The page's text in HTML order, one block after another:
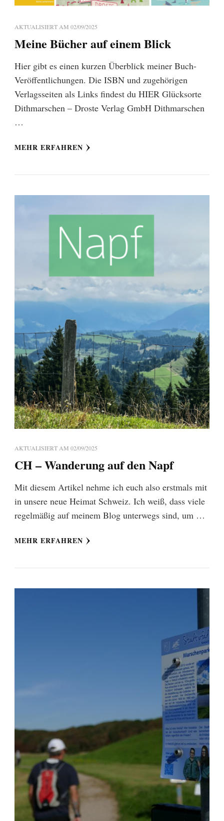
AKTUALISIERT AM 02/09/2025
Meine Bücher auf einem Blick
Hier gibt es einen kurzen Überblick meiner Buch-
Veröffentlichungen. Die ISBN und zugehörigen
Verlagsseiten als Links findest du HIER Glücksorte
Dithmarschen – Droste Verlag GmbH Dithmarschen
…
MEHR ERFAHREN
AKTUALISIERT AM 02/09/2025
CH – Wanderung auf den Napf
Mit diesem Artikel nehme ich euch also erstmals mit
in unsere neue Heimat Schweiz. Ich weiß, dass viele
regelmäßig auf meinem Blog unterwegs sind, um …
MEHR ERFAHREN